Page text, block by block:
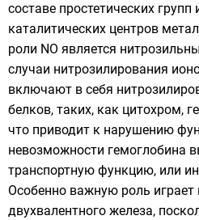
составе простетических
каталитических центров
роли NO является
случаи нитрозилирования
включают в себя
белков, таких, как цитохром,
что приводит к нарушению
невозможности гемоглобина
транспортную функцию, или
Особенно важную роль играет
двухвалентного железа,